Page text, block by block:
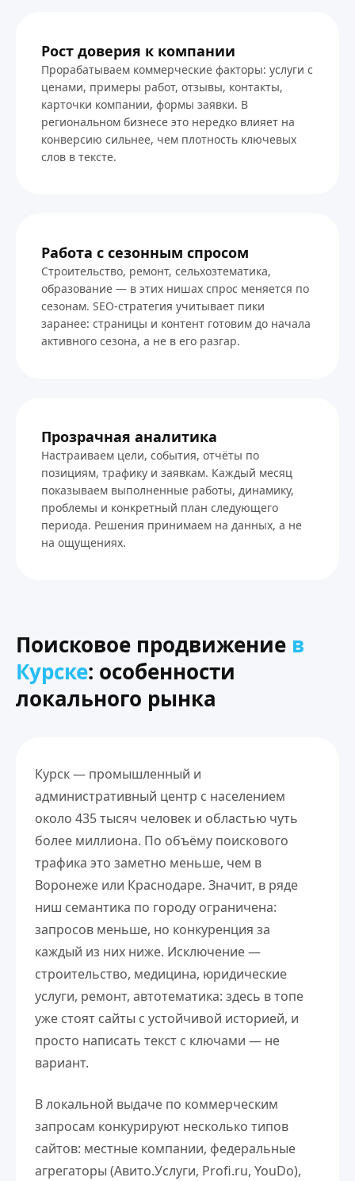
Рост доверия к компании
Прорабатываем коммерческие факторы: услуги с
ценами, примеры работ, отзывы, контакты,
карточки компании, формы заявки. В
региональном бизнесе это нередко влияет на
конверсию сильнее, чем плотность ключевых
слов в тексте.
Работа с сезонным спросом
Строительство, ремонт, сельхозтематика,
образование — в этих нишах спрос меняется по
сезонам. SEO-стратегия учитывает пики
заранее: страницы и контент готовим до начала
активного сезона, а не в его разгар.
Прозрачная аналитика
Настраиваем цели, события, отчёты по
позициям, трафику и заявкам. Каждый месяц
показываем выполненные работы, динамику,
проблемы и конкретный план следующего
периода. Решения принимаем на данных, а не
на ощущениях.
Поисковое продвижение в
Курске: особенности
локального рынка
Курск — промышленный и
административный центр с населением
около 435 тысяч человек и областью чуть
более миллиона. По объёму поискового
трафика это заметно меньше, чем в
Воронеже или Краснодаре. Значит, в ряде
ниш семантика по городу ограничена:
запросов меньше, но конкуренция за
каждый из них ниже. Исключение —
строительство, медицина, юридические
услуги, ремонт, автотематика: здесь в топе
уже стоят сайты с устойчивой историей, и
просто написать текст с ключами — не
вариант.
В локальной выдаче по коммерческим
запросам конкурируют несколько типов
сайтов: местные компании, федеральные
агрегаторы (Авито.Услуги, Profi.ru, YouDo),